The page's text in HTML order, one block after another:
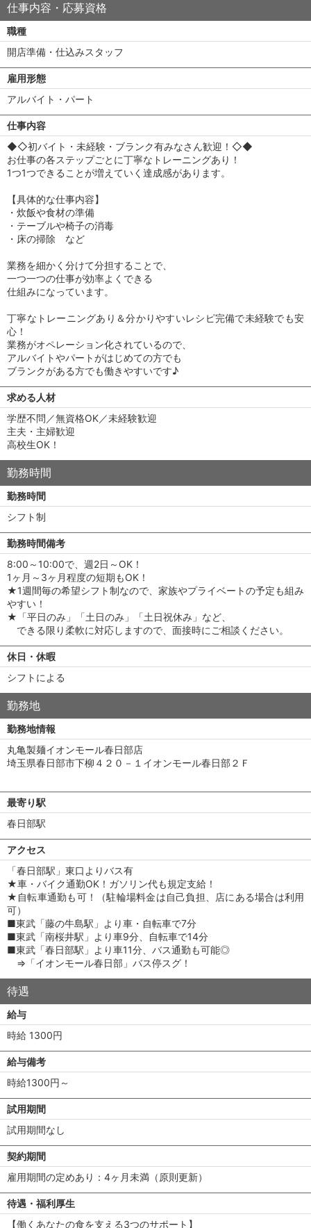
仕事内容・応募資格
職種
開店準備・仕込みスタッフ
雇用形態
アルバイト・パート
仕事内容
◆◇初バイト・未経験・ブランク有みなさん歓迎！◇◆
お仕事の各ステップごとに丁寧なトレーニングあり！
1つ1つできることが増えていく達成感があります。
【具体的な仕事内容】
・炊飯や食材の準備
・テーブルや椅子の消毒
・床の掃除 など
業務を細かく分けて分担することで、
一つ一つの仕事が効率よくできる
仕組みになっています。
丁寧なトレーニングあり＆分かりやすいレシピ完備で未経験でも安
心！
業務がオペレーション化されているので、
アルバイトやパートがはじめての方でも
ブランクがある方でも働きやすいです♪
求める人材
学歴不問／無資格OK／未経験歓迎
主夫・主婦歓迎
高校生OK！
勤務時間
勤務時間
シフト制
勤務時間備考
8:00～10:00で、週2日～OK！
1ヶ月～3ヶ月程度の短期もOK！
★1週間毎の希望シフト制なので、家族やプライベートの予定も組み
やすい！
★「平日のみ」「土日のみ」「土日祝休み」など、
できる限り柔軟に対応しますので、面接時にご相談ください。
休日・休暇
シフトによる
勤務地
勤務地情報
丸亀製麺イオンモール春日部店
埼玉県春日部市下柳４２０－１イオンモール春日部２Ｆ
最寄り駅
春日部駅
アクセス
「春日部駅」東口よりバス有
★車・バイク通勤OK！ガソリン代も規定支給！
★自転車通勤も可！（駐輪場料金は自己負担、店にある場合は利用
可）
■東武「藤の牛島駅」より車・自転車で7分
■東武「南桜井駅」より車9分、自転車で14分
■東武「春日部駅」より車11分、バス通勤も可能◎
⇒「イオンモール春日部」バス停スグ！
待遇
給与
時給 1300円
給与備考
時給1300円～
試用期間
試用期間なし
契約期間
雇用期間の定めあり：4ヶ月未満（原則更新）
待遇・福利厚生
【働くあなたの食を支える3つのサポート】